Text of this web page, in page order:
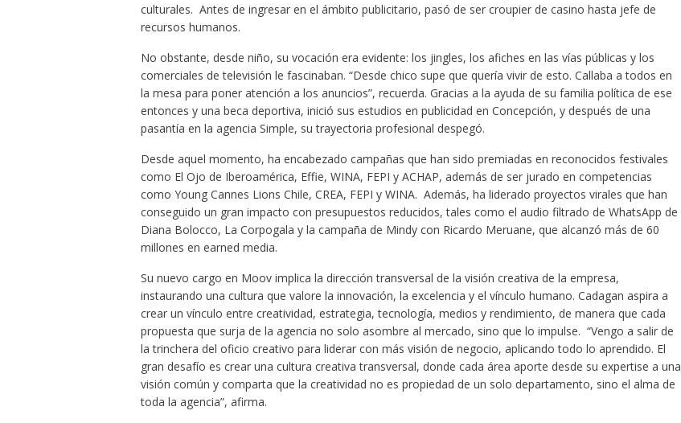
culturales. Antes de ingresar en el ámbito publicitario, pasó de ser croupier de casino hasta jefe de
recursos humanos.
No obstante, desde niño, su vocación era evidente: los jingles, los afiches en las vías públicas y los
comerciales de televisión le fascinaban. “Desde chico supe que quería vivir de esto. Callaba a todos en
la mesa para poner atención a los anuncios”, recuerda. Gracias a la ayuda de su familia política de ese
entonces y una beca deportiva, inició sus estudios en publicidad en Concepción, y después de una
pasantía en la agencia Simple, su trayectoria profesional despegó.
Desde aquel momento, ha encabezado campañas que han sido premiadas en reconocidos festivales
como El Ojo de Iberoamérica, Effie, WINA, FEPI y ACHAP, además de ser jurado en competencias
como Young Cannes Lions Chile, CREA, FEPI y WINA. Además, ha liderado proyectos virales que han
conseguido un gran impacto con presupuestos reducidos, tales como el audio filtrado de WhatsApp de
Diana Bolocco, La Corpogala y la campaña de Mindy con Ricardo Meruane, que alcanzó más de 60
millones en earned media.
Su nuevo cargo en Moov implica la dirección transversal de la visión creativa de la empresa,
instaurando una cultura que valore la innovación, la excelencia y el vínculo humano. Cadagan aspira a
crear un vínculo entre creatividad, estrategia, tecnología, medios y rendimiento, de manera que cada
propuesta que surja de la agencia no solo asombre al mercado, sino que lo impulse. “Vengo a salir de
la trinchera del oficio creativo para liderar con más visión de negocio, aplicando todo lo aprendido. El
gran desafío es crear una cultura creativa transversal, donde cada área aporte desde su expertise a una
visión común y comparta que la creatividad no es propiedad de un solo departamento, sino el alma de
toda la agencia”, afirma.